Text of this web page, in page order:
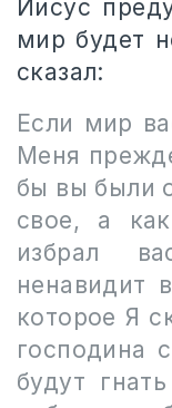
Иисус
мир будет
сказал:
Если мир
Меня
бы вы были
свое, а
избрал
ненавидит
которое Я
господина
будут